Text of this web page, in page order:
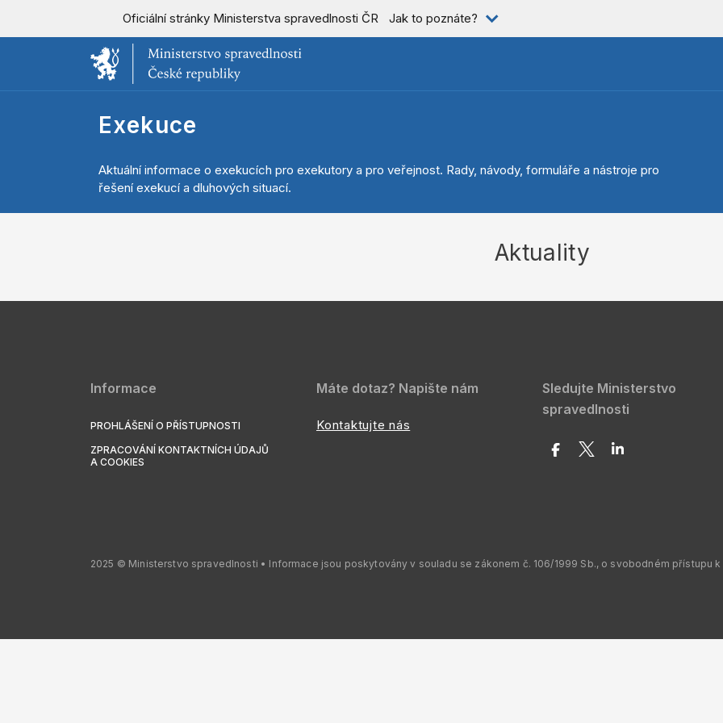
Oficiální stránky Ministerstva spravedlnosti ČR Jak to poznáte?
Exekuce
Aktuální informace o exekucích pro exekutory a pro veřejnost. Rady, návody, formuláře a nástroje pro
řešení exekucí a dluhových situací.
Aktuality
Informace
PROHLÁŠENÍ O PŘÍSTUPNOSTI
ZPRACOVÁNÍ KONTAKTNÍCH ÚDAJŮ
A COOKIES
Máte dotaz? Napište nám
Kontaktujte nás
Sledujte Ministerstvo
spravedlnosti
2025 © Ministerstvo spravedlnosti • Informace jsou poskytovány v souladu se zákonem č. 106/1999 Sb., o svobodném přístupu k